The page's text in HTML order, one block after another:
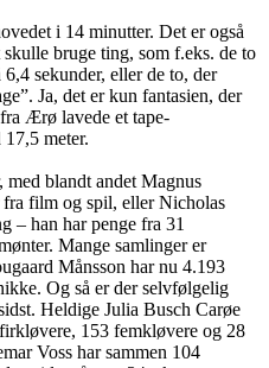
i 14 minutter. Det er også
bruge ting, som f.eks. de to
sekunder, eller de to, der
Ja, det er kun fantasien, der
Ærø lavede et tape-
meter.
med blandt andet Magnus
film og spil, eller Nicholas
– han har penge fra 31
Mange samlinger er
Månsson har nu 4.193
Og så er der selvfølgelig
Heldige Julia Busch Carøe
153 femkløvere og 28
Voss har sammen 104